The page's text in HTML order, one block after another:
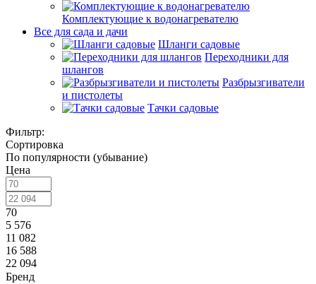
Комплектующие к водонагревателю
Все для сада и дачи
Шланги садовые
Переходники для
шлангов
Разбрызгиватели
и пистолеты
Тачки садовые
Фильтр:
Сортировка
По популярности (убывание)
Цена
70
5 576
11 082
16 588
22 094
Бренд